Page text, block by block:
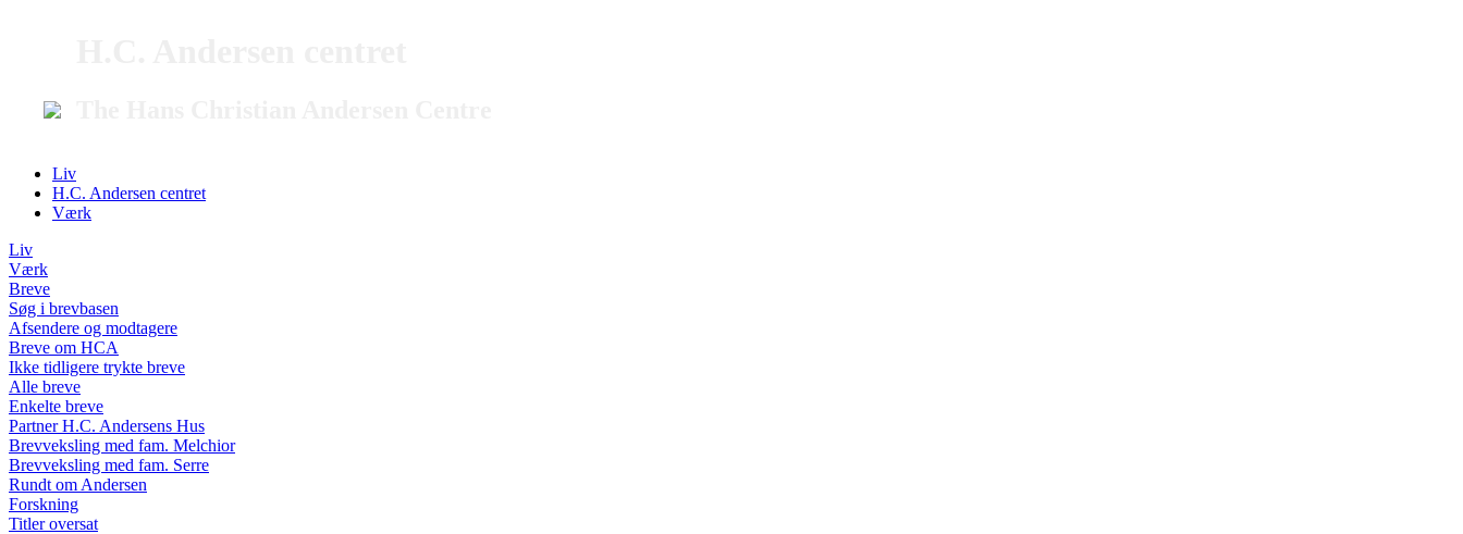
Liv
H.C. Andersen centret
Værk
Liv
Værk
Breve
Søg i brevbasen
Afsendere og modtagere
Breve om HCA
Ikke tidligere trykte breve
Alle breve
Enkelte breve
Partner H.C. Andersens Hus
Brevveksling med fam. Melchior
Brevveksling med fam. Serre
Rundt om Andersen
Forskning
Titler oversat